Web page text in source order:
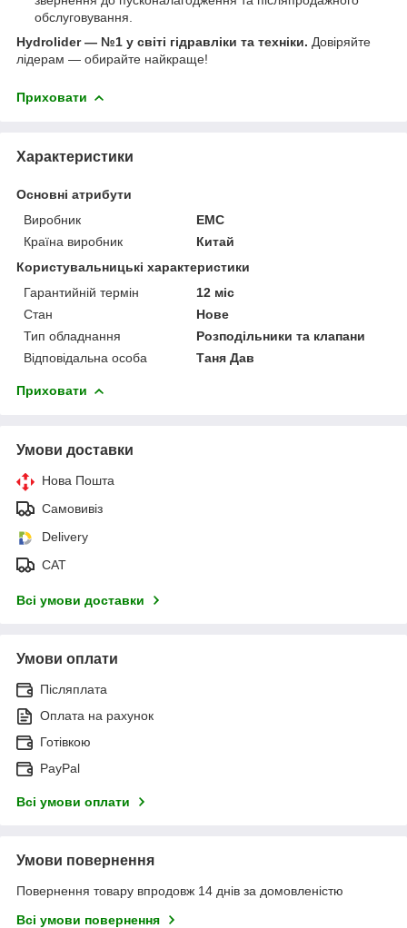
обслуговування.
Hydrolider — №1 у світі гідравліки та техніки. Довіряйте
лідерам — обирайте найкраще!
Приховати
Характеристики
Основні атрибути
Виробник
EMC
Країна виробник
Китай
Користувальницькі характеристики
Гарантийній термін
12 міс
Стан
Нове
Тип обладнання
Розподільники та клапани
Відповідальна особа
Таня Дав
Приховати
Умови доставки
Нова Пошта
Самовивіз
Delivery
САТ
Всі умови доставки
Умови оплати
Післяплата
Оплата на рахунок
Готівкою
PayPal
Всі умови оплати
Умови повернення
Повернення товару впродовж 14 днів за домовленістю
Всі умови повернення